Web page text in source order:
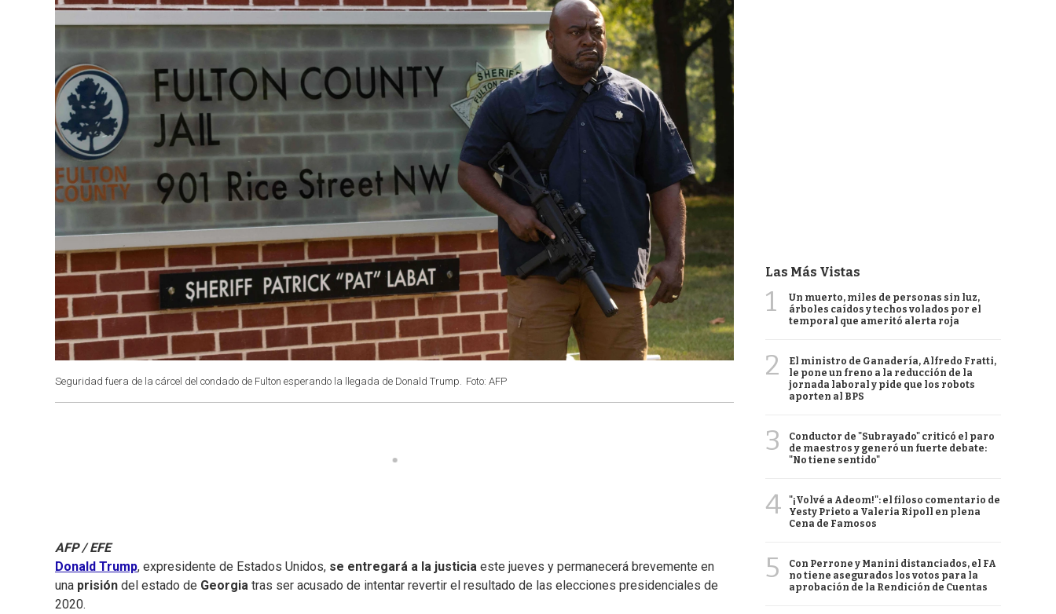
Seguridad fuera de la cárcel del condado de Fulton esperando la llegada de Donald Trump. Foto: AFP
AFP / EFE
Donald Trump, expresidente de Estados Unidos, se entregará a la justicia este jueves y permanecerá brevemente en
una prisión del estado de Georgia tras ser acusado de intentar revertir el resultado de las elecciones presidenciales de
2020.
Las Más Vistas
1
Un muerto, miles de personas sin luz,
árboles caídos y techos volados por el
temporal que ameritó alerta roja
2
El ministro de Ganadería, Alfredo Fratti,
le pone un freno a la reducción de la
jornada laboral y pide que los robots
aporten al BPS
3
Conductor de "Subrayado" criticó el paro
de maestros y generó un fuerte debate:
"No tiene sentido"
4
"¡Volvé a Adeom!": el filoso comentario de
Yesty Prieto a Valeria Ripoll en plena
Cena de Famosos
5
Con Perrone y Manini distanciados, el FA
no tiene asegurados los votos para la
aprobación de la Rendición de Cuentas